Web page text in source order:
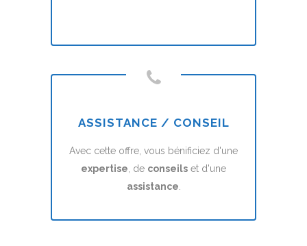
ASSISTANCE / CONSEIL
Avec cette offre, vous bénificiez d'une
expertise, de conseils et d'une
assistance.